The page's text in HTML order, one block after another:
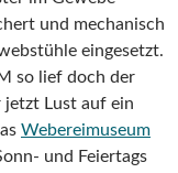
und mechanisch
eingesetzt.
so lief doch der
jetzt Lust auf ein
Webereimuseum
und Feiertags